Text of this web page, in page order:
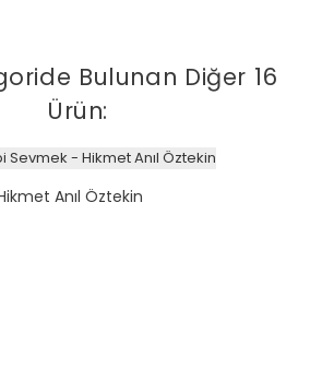
Bulunan Diğer 16
Ürün:
Anıl Öztekin